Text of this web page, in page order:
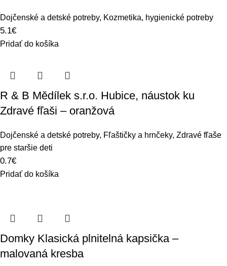
Dojčenské a detské potreby, Kozmetika, hygienické potreby
5.1€
Pridať do košíka
R & B Mědílek s.r.o. Hubice, náustok ku
Zdravé fľaši – oranžová
Dojčenské a detské potreby, Fľaštičky a hrnčeky, Zdravé fľaše
pre staršie deti
0.7€
Pridať do košíka
Domky Klasická plnitelná kapsička –
malovaná kresba